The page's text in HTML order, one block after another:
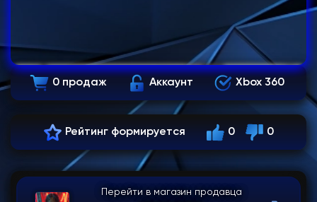
0 продаж Аккаунт Xbox 360
Рейтинг формируется 0 0
Перейти в магазин продавца